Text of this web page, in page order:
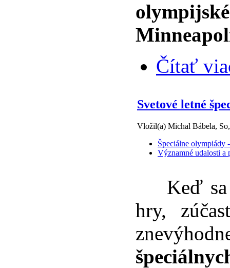
Čítať
Svetové letné
Vložil(a) Michal Bábela,
Špeciálne olympiády
Významné udalosti a
Keď sa
hry,